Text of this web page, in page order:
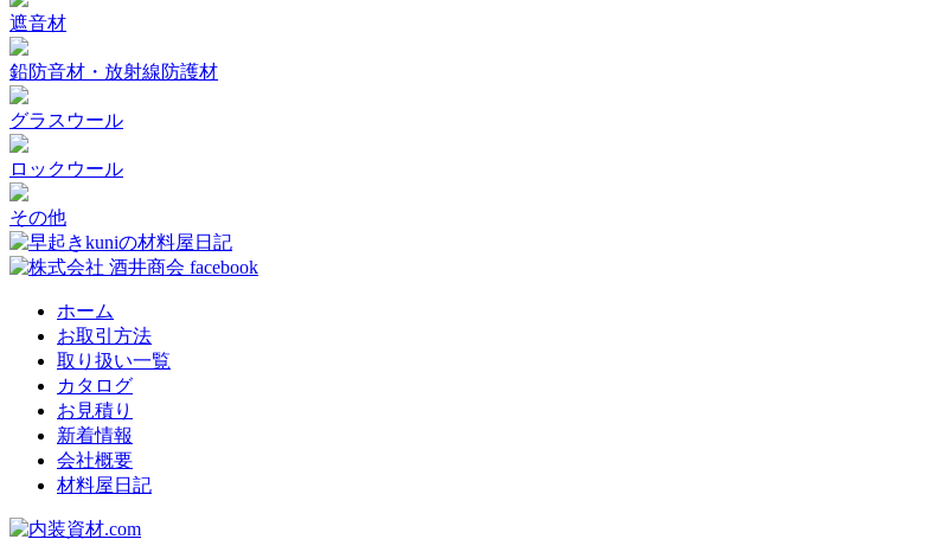
遮音材
鉛防音材・放射線防護材
グラスウール
ロックウール
その他
ホーム
お取引方法
取り扱い一覧
カタログ
お見積り
新着情報
会社概要
材料屋日記